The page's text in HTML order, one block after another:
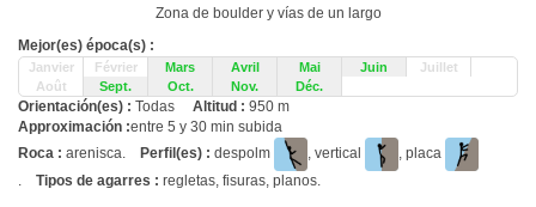
Zona de boulder y vías de un largo
Mejor(es) época(s) :
Janvier Février Mars Avril Mai Juin
Juillet
Août
Sept. Oct. Nov. Déc.
Orientación(es) : Todas Altitud : 950 m
Approximación :entre 5 y 30 min subida
Roca : arenisca. Perfil(es) : despolm , vertical
, placa
. Tipos de agarres : regletas, fisuras, planos.